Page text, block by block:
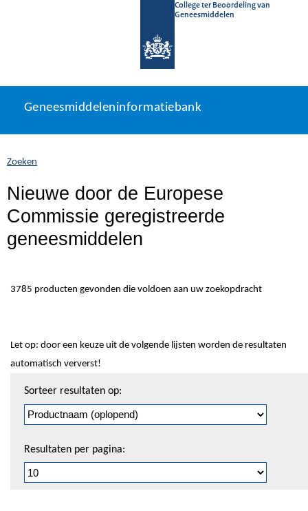
College ter Beoordeling van
Geneesmiddelen
naar
Geneesmiddeleninformatiebank
U
zich
hier:
Geneesmiddeleninformatiebank
Zoeken
Nieuwe door de Europese
Commissie geregistreerde
geneesmiddelen
3785 producten gevonden die voldoen aan uw zoekopdracht
Let op: door een keuze uit de volgende lijsten worden de resultaten
automatisch ververst!
pagineren
Sorteer resultaten op:
Resultaten per pagina: